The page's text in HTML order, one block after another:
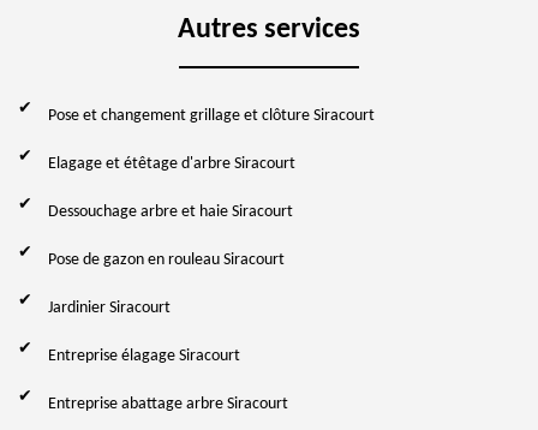
Autres services
Pose et changement grillage et clôture Siracourt
Elagage et étêtage d'arbre Siracourt
Dessouchage arbre et haie Siracourt
Pose de gazon en rouleau Siracourt
Jardinier Siracourt
Entreprise élagage Siracourt
Entreprise abattage arbre Siracourt